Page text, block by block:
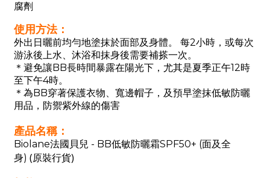
腐劑
使用方法：
外出日曬前均勻地塗抹於面部及身體。 每2小時，或每次
游泳後上水、沐浴和抹身後需要補搽一次。
＊避免讓BB長時間暴露在陽光下，尤其是夏季正午12時
至下午4時。
＊為BB穿著保護衣物、寬邊帽子，及預早塗抹低敏防曬
用品，防禦紫外線的傷害
產品名稱：
Biolane法國貝兒 - BB低敏防曬霜SPF50+ (面及全
身) (原裝行貨)